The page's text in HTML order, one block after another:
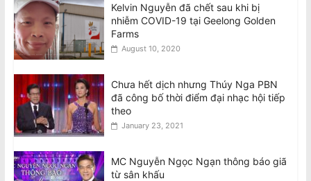
Kelvin Nguyễn đã chết sau khi bị
nhiễm COVID-19 tại Geelong Golden
Farms
August 10, 2020
Chưa hết dịch nhưng Thúy Nga PBN
đã công bố thời điểm đại nhạc hội tiếp
theo
January 23, 2021
MC Nguyễn Ngọc Ngạn thông báo giã
từ sân khấu